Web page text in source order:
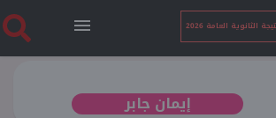
الثانوية العامة 2026
الرئيسيةإيمان جابر